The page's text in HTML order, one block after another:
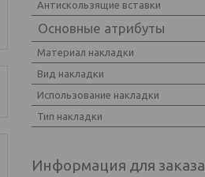
Антискользящие вставки
Основные атрибуты
Материал накладки
Вид накладки
Использование накладки
Тип накладки
Информация для заказа